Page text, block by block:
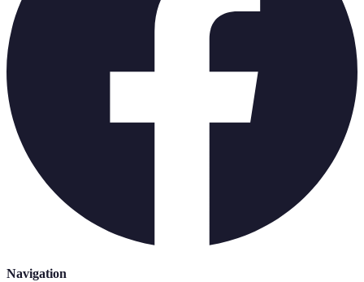
Navigation